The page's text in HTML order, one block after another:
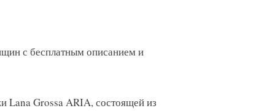
с бесплатным описанием и
Lana Grossa ARIA, состоящей из